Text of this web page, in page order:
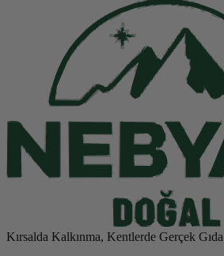
Kırsalda Kalkınma, Kentlerde Gerçek Gıda